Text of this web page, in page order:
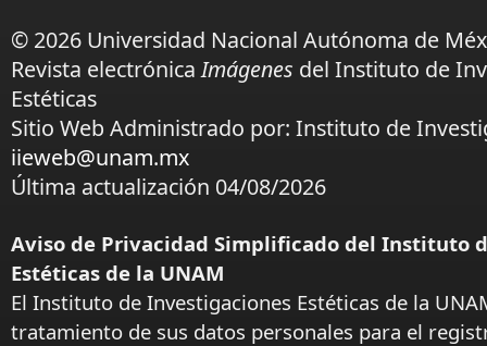
© 2026 Universidad Nacional Autónoma de
Revista electrónicaImágenes del Instituto de
Estéticas
Sitio Web Administrado por: Instituto de
iieweb@unam.mx
Última actualización 04/08/2026
Aviso de Privacidad Simplificado del Instituto
Estéticas de la UNAM
El Instituto de Investigaciones Estéticas de la
tratamiento de sus datos personales para el